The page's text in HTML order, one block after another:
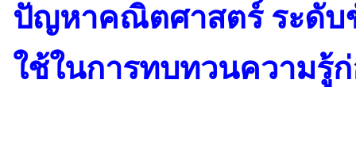
ปัญหาคณิตศาสตร์ ระดับ
ใช้ในการทบทวนความรู้